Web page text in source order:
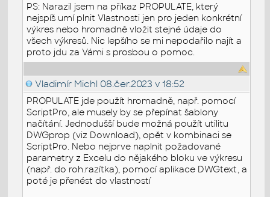
PS: Narazil jsem na příkaz PROPULATE, který
nejspíš umí plnit Vlastnosti jen pro jeden konkrétní
výkres nebo hromadně vložit stejné údaje do
všech výkresů. Nic lepšího se mi nepodařilo najít a
proto jdu za Vámi s prosbou o pomoc.
Vladimír Michl 08.čer.2023 v 18:52
PROPULATE jde použít hromadně, např. pomocí
ScriptPro, ale musely by se přepínat šablony
načítání. Jednodušší bude možná použít utilitu
DWGprop (viz Download), opět v kombinaci se
ScriptPro. Nebo nejprve naplnit požadované
parametry z Excelu do nějakého bloku ve výkresu
(např. do roh.razítka), pomocí aplikace DWGtext, a
poté je přenést do vlastností